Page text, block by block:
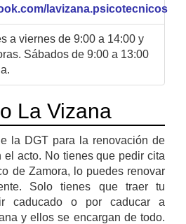
lavizana.psicotecnicos
a viernes de 9:00 a 14:00 y
Sábados de 9:00 a 13:00
La Vizana
la DGT para la renovación de
el acto. No tienes que pedir cita
de Zamora, lo puedes renovar
Solo tienes que traer tu
caducado o por caducar a
y ellos se encargan de todo.